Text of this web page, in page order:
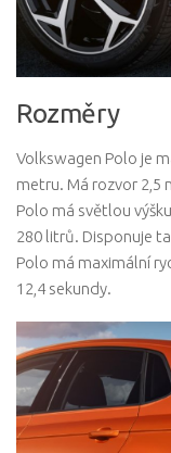
Rozměry
Volkswagen Polo je
metru. Má rozvor
Polo má světlou
280 litrů. Disponuje
Polo má maximální
12,4 sekundy.